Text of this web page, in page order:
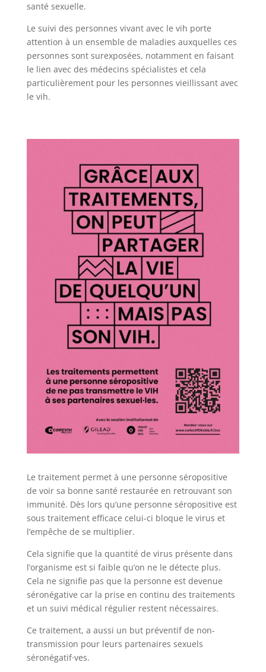
santé sexuelle.
Le suivi des personnes vivant avec le vih porte
attention à un ensemble de maladies auxquelles ces
personnes sont surexposées, notamment en faisant
le lien avec des médecins spécialistes et cela
particulièrement pour les personnes vieillissant avec
le vih.
Le traitement permet à une personne séropositive
de voir sa bonne santé restaurée en retrouvant son
immunité. Dès lors qu’une personne séropositive est
sous traitement efficace celui-ci bloque le virus et
l’empêche de se multiplier.
Cela signifie que la quantité de virus présente dans
l’organisme est si faible qu’on ne le détecte plus.
Cela ne signifie pas que la personne est devenue
séronégative car la prise en continu des traitements
et un suivi médical régulier restent nécessaires.
Ce traitement, a aussi un but préventif de non-
transmission pour leurs partenaires sexuels
séronégatif·ves.